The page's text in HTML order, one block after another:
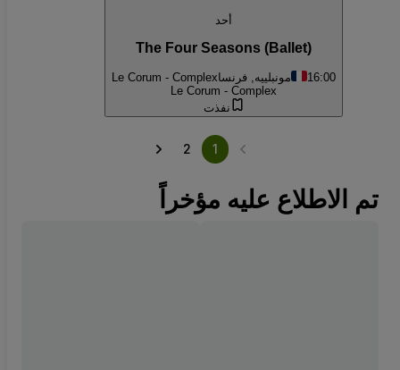
أحد
The Four Seasons (Ballet)
16:00 مونبلييه, فرنساLe Corum - Complex
Le Corum - Complex
نفذت
1
تم الاطلاع عليه مؤخراً